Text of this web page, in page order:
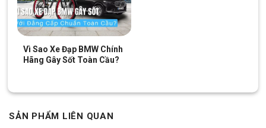
Cửa hàng xe đạp Vũng Tàu:
Cửa hàng xe đạp Tân Phú:
Cửa hàng xe đạp Thủ Đức:
Cửa hàng xe đạp Quận 7:
Vì Sao Xe Đạp BMW Chính
Hãng Gây Sốt Toàn Cầu?
SẢN PHẨM LIÊN QUAN